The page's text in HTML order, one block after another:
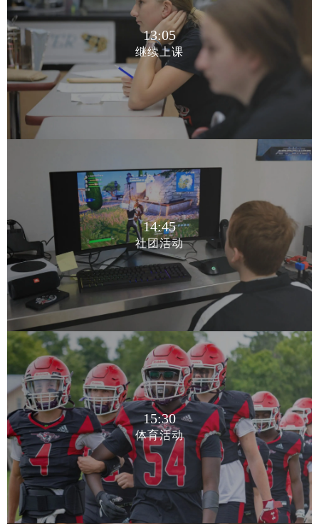
13:05
继续上课
13:05
继续上课
14:45
社团活动
14:45 社团活动
15:30
体育活动
15:30 体育活动